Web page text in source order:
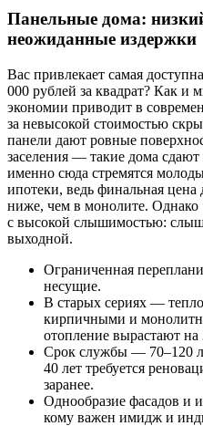
Панельные дома:
неожиданные издержки
Вас привлекает самая
000 рублей за квадрат? Как и
экономии приводит в
за невысокой стоимостью
панели дают ровные
заселения — такие дома
именно сюда стремятся
ипотеки, ведь финальная цена
ниже, чем в монолите. Однако
с высокой слышимостью:
выходной.
Ограниченная
несущие.
В старых сериях —
кирпичными и
отопление вырастают
Срок службы — 70–120
40 лет требуется
заранее.
Однообразие фасадов и
кому важен имидж и